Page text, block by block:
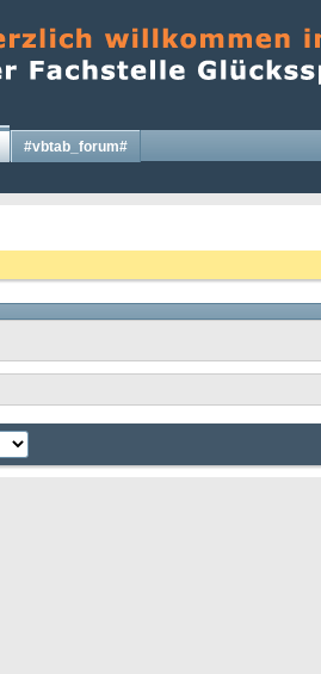
#vbtab_forum#